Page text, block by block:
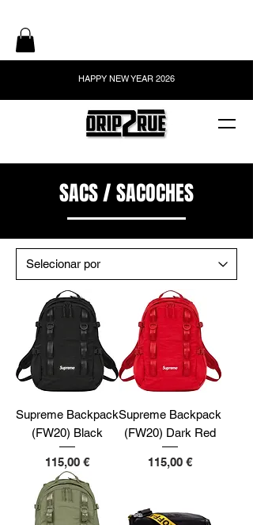
HAPPY NEW YEAR 2026
SACS / SACOCHES
Supreme Backpack
(FW20) Black
Preço
115,00 €
Supreme Backpack
(FW20) Dark Red
Preço
115,00 €